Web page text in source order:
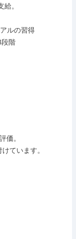
。
ルの習得
段階
価。
ています。